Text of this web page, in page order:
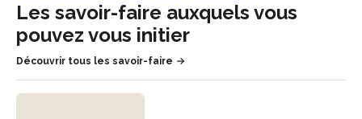
Les savoir-faire auxquels vous
pouvez vous initier
Découvrir tous les savoir-faire